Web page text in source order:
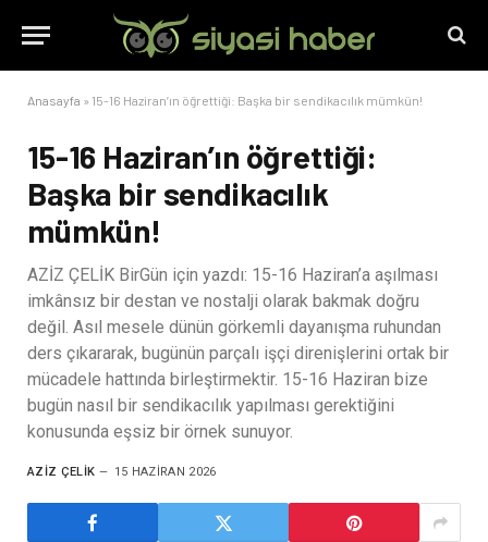
Anasayfa » 15-16 Haziran’ın öğrettiği: Başka bir sendikacılık mümkün!
15-16 Haziran’ın öğrettiği:
Başka bir sendikacılık
mümkün!
AZİZ ÇELİK BirGün için yazdı: 15-16 Haziran’a aşılması
imkânsız bir destan ve nostalji olarak bakmak doğru
değil. Asıl mesele dünün görkemli dayanışma ruhundan
ders çıkararak, bugünün parçalı işçi direnişlerini ortak bir
mücadele hattında birleştirmektir. 15-16 Haziran bize
bugün nasıl bir sendikacılık yapılması gerektiğini
konusunda eşsiz bir örnek sunuyor.
AZIZ ÇELIK 15 HAZIRAN 2026